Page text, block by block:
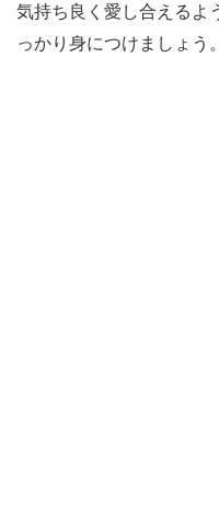
気持ち良く愛し合えるよ
っかり身につけましょう。